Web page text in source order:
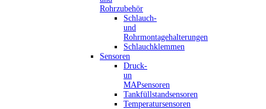
Rohrzubehör
Schlauch-
und
Rohrmontagehalterungen
Schlauchklemmen
Sensoren
Druck-
un
MAPsensoren
Tankfüllstandsensoren
Temperatursensoren